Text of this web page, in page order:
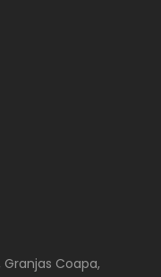
Granjas Coapa,